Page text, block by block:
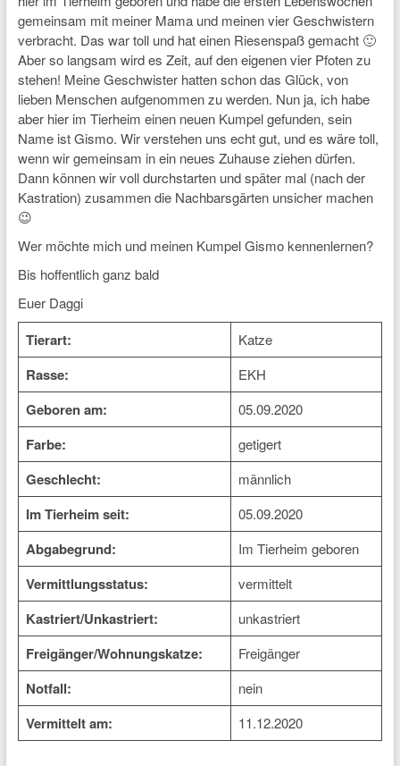
gemeinsam mit meiner Mama und meinen vier Geschwistern
verbracht. Das war toll und hat einen Riesenspaß gemacht 🙂
Aber so langsam wird es Zeit, auf den eigenen vier Pfoten zu
stehen! Meine Geschwister hatten schon das Glück, von
lieben Menschen aufgenommen zu werden. Nun ja, ich habe
aber hier im Tierheim einen neuen Kumpel gefunden, sein
Name ist Gismo. Wir verstehen uns echt gut, und es wäre toll,
wenn wir gemeinsam in ein neues Zuhause ziehen dürfen.
Dann können wir voll durchstarten und später mal (nach der
Kastration) zusammen die Nachbarsgärten unsicher machen
😉
Wer möchte mich und meinen Kumpel Gismo kennenlernen?
Bis hoffentlich ganz bald
Euer Daggi
Tierart: Katze
Rasse: EKH
Geboren am: 05.09.2020
Farbe: getigert
Geschlecht: männlich
Im Tierheim seit: 05.09.2020
Abgabegrund: Im Tierheim geboren
Vermittlungsstatus: vermittelt
Kastriert/Unkastriert: unkastriert
Freigänger/Wohnungskatze: Freigänger
Notfall: nein
Vermittelt am: 11.12.2020